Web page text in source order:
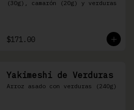
(30g), camarón (20g) y verduras
$171.00
Yakimeshi de Verduras
Arroz asado con verduras (240g)